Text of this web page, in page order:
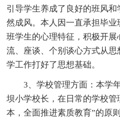
引导学生养成了良好的班风
然成风。本人因一直承担毕
班学生的心理特征，积极开
流、座谈、个别谈心方式从
学工作打好了思想基础。
3、学校管理方面：本学年
坝小学校长，在日常的学校
本，全面推进素质教育”的原